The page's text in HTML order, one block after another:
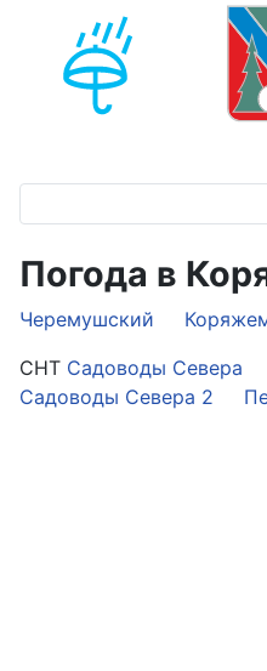
Погода в
Черемушский
СНТ Садоводы Севера
Садоводы Севера 2